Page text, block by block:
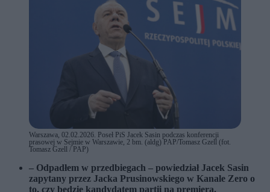
Warszawa, 02.02.2026. Poseł PiS Jacek Sasin podczas konferencji
prasowej w Sejmie w Warszawie, 2 bm. (aldg) PAP/Tomasz Gzell (fot.
Tomasz Gzell / PAP)
– Odpadłem w przedbiegach – powiedział Jacek Sasin
zapytany przez Jacka Prusinowskiego w Kanale Zero o
to, czy będzie kandydatem partii na premiera.